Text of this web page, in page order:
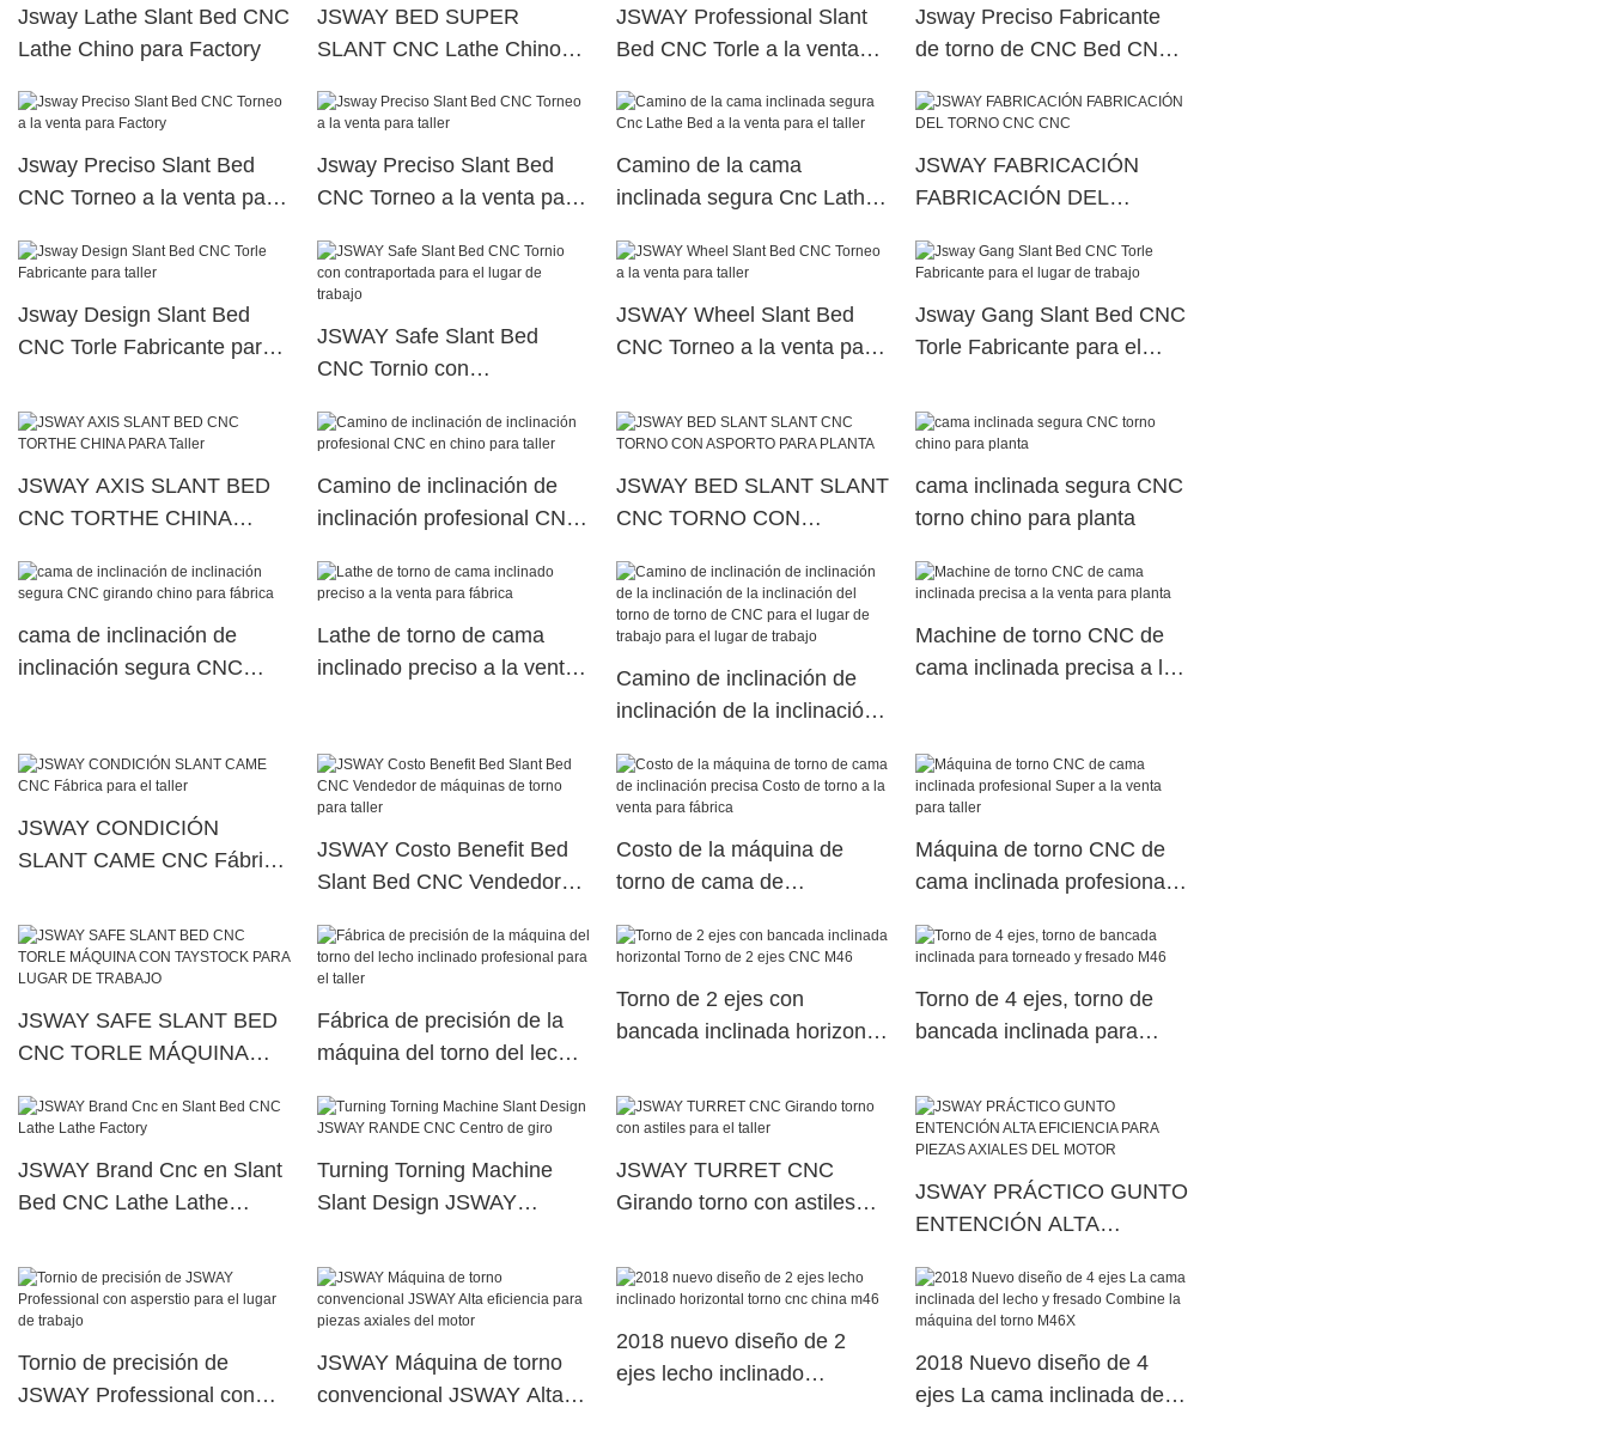
Jsway Lathe Slant Bed CNC
Lathe Chino para Factory
JSWAY BED SUPER
SLANT CNC Lathe Chino
JSWAY Professional Slant
Bed CNC Torle a la venta
Jsway Preciso Fabricante
de torno de CNC Bed CNC
Jsway Preciso Slant Bed
CNC Torneo a la venta para
Jsway Preciso Slant Bed
CNC Torneo a la venta para
Camino de la cama
inclinada segura Cnc Lathe
JSWAY FABRICACIÓN
FABRICACIÓN DEL
Jsway Design Slant Bed
CNC Torle Fabricante para
JSWAY Safe Slant Bed
CNC Tornio con
de trabajo
JSWAY Wheel Slant Bed
CNC Torneo a la venta para
Jsway Gang Slant Bed CNC
Torle Fabricante para el
JSWAY AXIS SLANT BED
CNC TORTHE CHINA
Camino de inclinación de
inclinación profesional CNC
JSWAY BED SLANT SLANT
CNC TORNO CON
cama inclinada segura CNC
torno chino para planta
cama de inclinación de
inclinación segura CNC
Lathe de torno de cama
inclinado preciso a la venta
Camino de inclinación de
inclinación de la inclinación
torno de CNC para el lugar
de trabajo para el lugar de
trabajo
Machine de torno CNC de
cama inclinada precisa a la
JSWAY CONDICIÓN
SLANT CAME CNC Fábrica
JSWAY Costo Benefit Bed
Slant Bed CNC Vendedor
taller
Costo de la máquina de
torno de cama de
torno a la venta para fábrica
Máquina de torno CNC de
cama inclinada profesional
JSWAY SAFE SLANT BED
CNC TORLE MÁQUINA
LUGAR DE TRABAJO
Fábrica de precisión de la
máquina del torno del lecho
taller
Torno de 2 ejes con
bancada inclinada horizontal
Torno de 4 ejes, torno de
bancada inclinada para
JSWAY Brand Cnc en Slant
Bed CNC Lathe Lathe
Turning Torning Machine
Slant Design JSWAY
JSWAY TURRET CNC
Girando torno con astiles
JSWAY PRÁCTICO GUNTO
ENTENCIÓN ALTA
AXIALES DEL MOTOR
Tornio de precisión de
JSWAY Professional con
JSWAY Máquina de torno
convencional JSWAY Alta
2018 nuevo diseño de 2
ejes lecho inclinado
2018 Nuevo diseño de 4
ejes La cama inclinada del